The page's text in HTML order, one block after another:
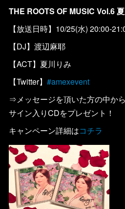
THE ROOTS OF MUSIC Vol.6
【放送日時】10/25(水) 20:00-
【DJ】渡辺麻耶
【ACT】夏川りみ
【Twitter】#amexevent
⇒メッセージを頂いた方の中か
サイン入りCDをプレゼント！
キャンペーン詳細はコチラ